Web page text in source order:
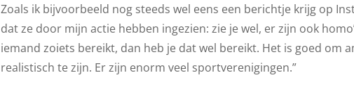
Zoals ik bijvoorbeeld nog steeds wel eens een berichtje krijg op
dat ze door mijn actie hebben ingezien: zie je wel, er zijn ook
iemand zoiets bereikt, dan heb je dat wel bereikt. Het is goed om
realistisch te zijn. Er zijn enorm veel sportverenigingen.”